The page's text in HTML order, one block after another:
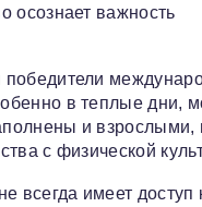
осознает важность
в теплые дни,
и взрослыми,
с физической
всегда имеет доступ